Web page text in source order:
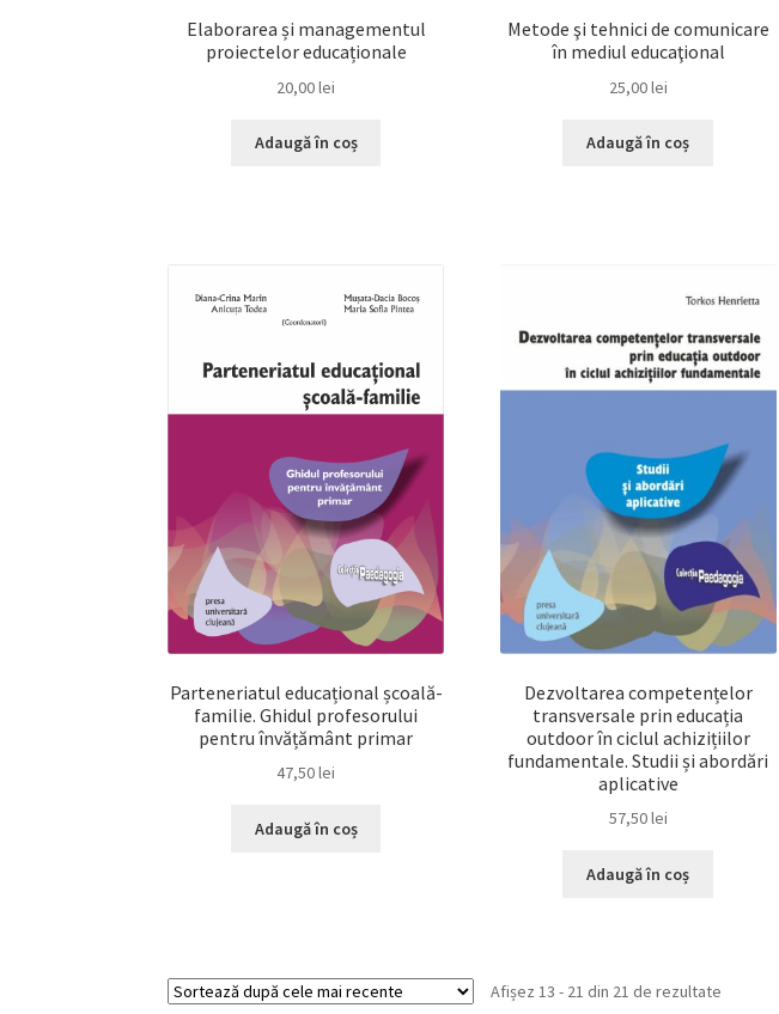
Elaborarea și managementul
proiectelor educaționale
20,00lei
Adaugă în coș
Metode şi tehnici de comunicare
în mediul educaţional
25,00lei
Adaugă în coș
Parteneriatul educațional școală-
familie. Ghidul profesorului
pentru învățământ primar
47,50lei
Adaugă în coș
Dezvoltarea competențelor
transversale prin educația
outdoor în ciclul achizițiilor
fundamentale. Studii și abordări
aplicative
57,50lei
Adaugă în coș
Afișez 13 - 21 din 21 de rezultate